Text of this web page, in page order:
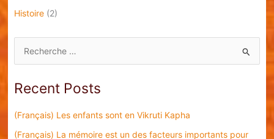
Histoire(2)
e
r
c
h
Recent Posts
(Français) Les enfants sont en Vikruti Kapha
(Français) La mémoire est un des facteurs importants pour